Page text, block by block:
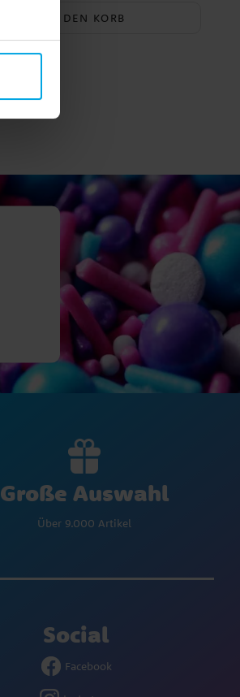
IN DEN KORB
Große Auswahl
Über 9.000 Artikel
Social
Facebook